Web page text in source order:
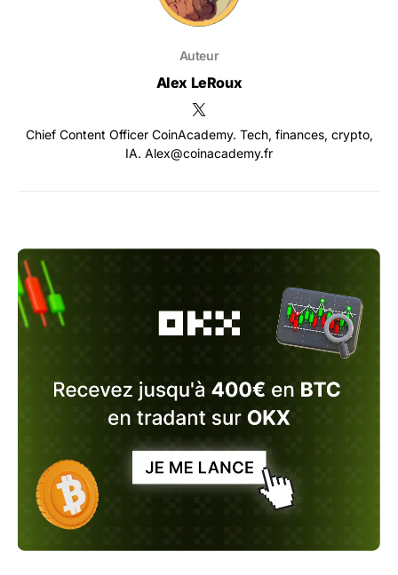
Auteur
Alex LeRoux
Chief Content Officer CoinAcademy. Tech, finances, crypto,
IA. Alex@coinacademy.fr